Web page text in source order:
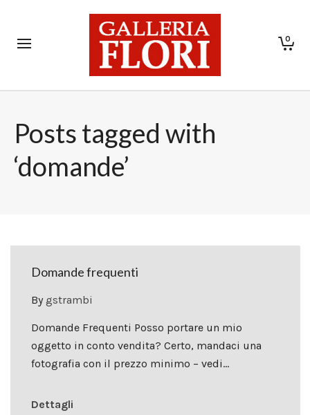
0
Posts tagged with
‘domande’
Domande frequenti
By gstrambi
Domande Frequenti Posso portare un mio
oggetto in conto vendita? Certo, mandaci una
fotografia con il prezzo minimo – vedi…
Dettagli